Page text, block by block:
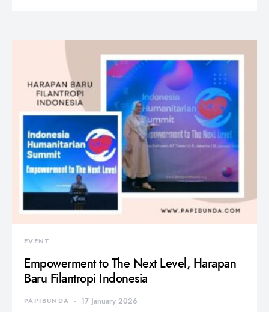
EVENT
Empowerment to The Next Level, Harapan
Baru Filantropi Indonesia
PAPIBUNDA 17 January 2026